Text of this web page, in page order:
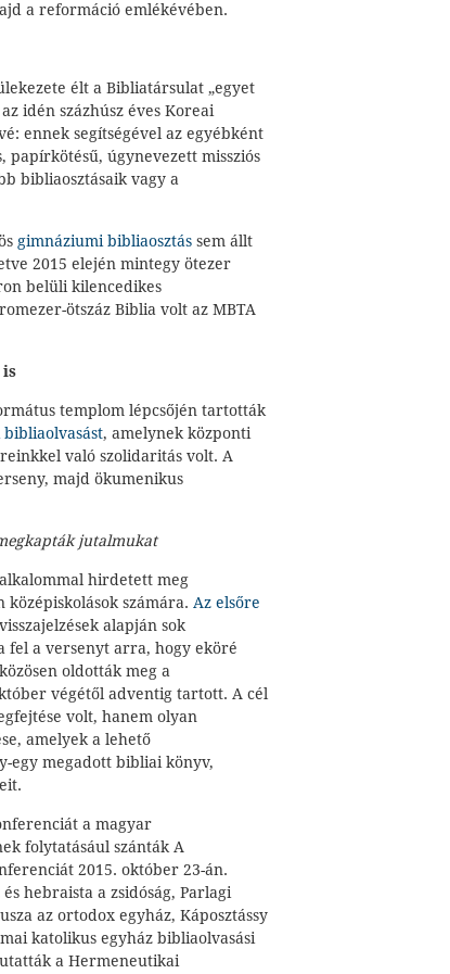
a reformáció emlékévében.
élt a Bibliatársulat „egyet
idén százhúsz éves Koreai
ennek segítségével az egyébként
papírkötésű, úgynevezett missziós
bibliaosztásaik vagy a
gimnáziumi bibliaosztás sem állt
2015 elején mintegy ötezer
belüli kilencedikes
ötszáz Biblia volt az MBTA
is
templom lépcsőjén tartották
, amelynek központi
való szolidaritás volt. A
majd ökumenikus
jutalmukat
hirdetett meg
számára. Az elsőre
alapján sok
fel a versenyt arra, hogy eköré
oldották meg a
végétől adventig tartott. A cél
volt, hanem olyan
amelyek a lehető
egy megadott bibliai könyv,
a magyar
folytatásául szánták A
2015. október 23-án.
hebraista a zsidóság, Parlagi
az ortodox egyház, Káposztássy
katolikus egyház bibliaolvasási
a Hermeneutikai